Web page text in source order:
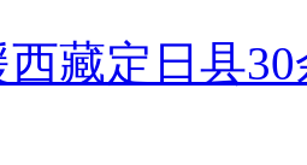
藏定日县